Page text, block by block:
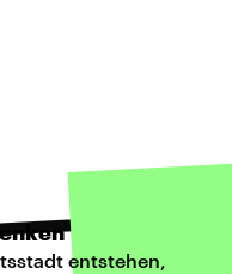
entstehen,